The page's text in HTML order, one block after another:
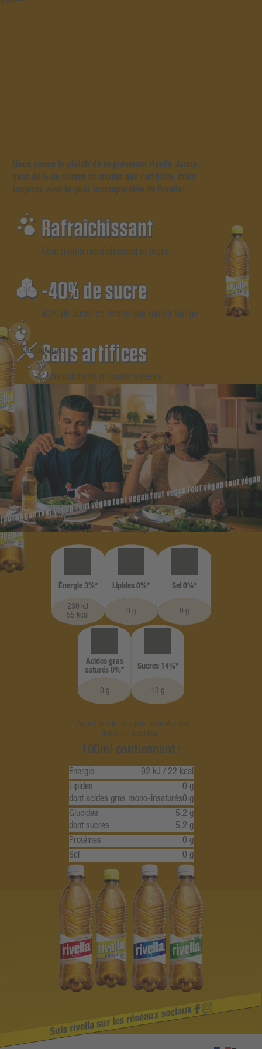
Nous avons le plaisir de te présenter rivella Jaune:
avec 40 % de sucres en moins que l’original, mais
toujours avec le goût incomparable de Rivella!
Rafraîchissant
Goût rivella rafraîchissant et léger
-40% de sucre
40% de sucre en moins que rivella Rouge
Sans artifices
Sans colorants ni conservateurs
Gaz carbonique
tout végantout végantout végantout végantout végantout végantout végan
Un verre (250ml) contient :
Énergie 3%*
230 kJ
55 kcal
Lipides 0%*
0 g
Sel 0%*
0 g
Acides gras
saturés 0%*
0 g
Sucres 14%*
13 g
* Apport de référence pour un adulte-type
(8400 kJ / 2000 kcal)
100ml contiennent :
Énergie 92 kJ / 22 kcal
Lipides
0 g
dont acides gras mono-insaturés0 g
Glucides
5.2 g
dont sucres
5.2 g
Protéines
0 g
Sel
0 g
Suis rivella sur les réseaux sociaux
Bestellmenge